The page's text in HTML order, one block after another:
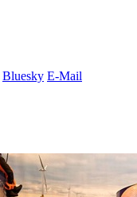
Bluesky E-Mail